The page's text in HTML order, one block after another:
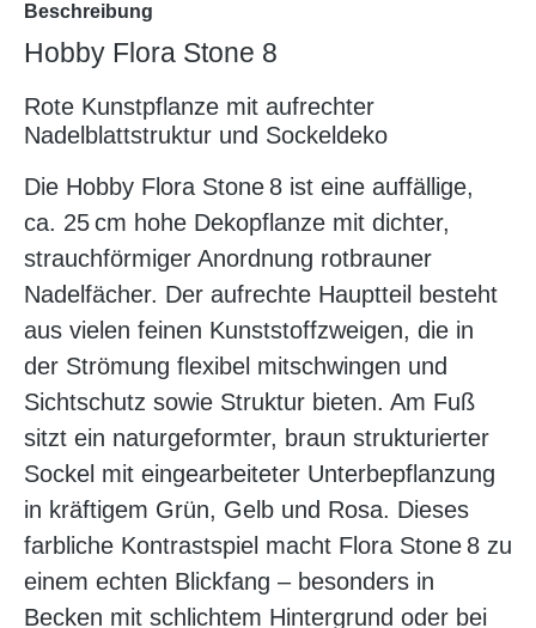
Beschreibung
Hobby Flora Stone 8
Rote Kunstpflanze mit aufrechter
Nadelblattstruktur und Sockeldeko
Die Hobby Flora Stone 8 ist eine auffällige,
ca. 25 cm hohe Dekopflanze mit dichter,
strauchförmiger Anordnung rotbrauner
Nadelfächer. Der aufrechte Hauptteil besteht
aus vielen feinen Kunststoffzweigen, die in
der Strömung flexibel mitschwingen und
Sichtschutz sowie Struktur bieten. Am Fuß
sitzt ein naturgeformter, braun strukturierter
Sockel mit eingearbeiteter Unterbepflanzung
in kräftigem Grün, Gelb und Rosa. Dieses
farbliche Kontrastspiel macht Flora Stone 8 zu
einem echten Blickfang – besonders in
Becken mit schlichtem Hintergrund oder bei